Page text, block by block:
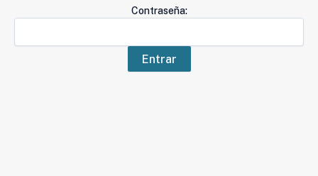
Contraseña: